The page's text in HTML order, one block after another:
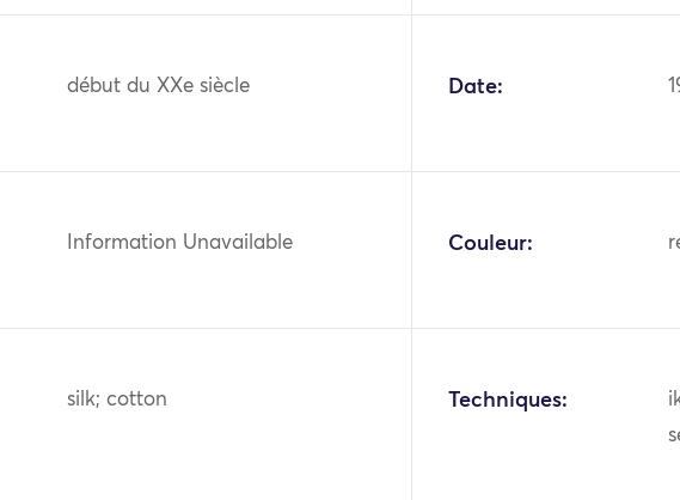
début du XXe siècle Date:
Information Unavailable Couleur:
silk; cotton Techniques: